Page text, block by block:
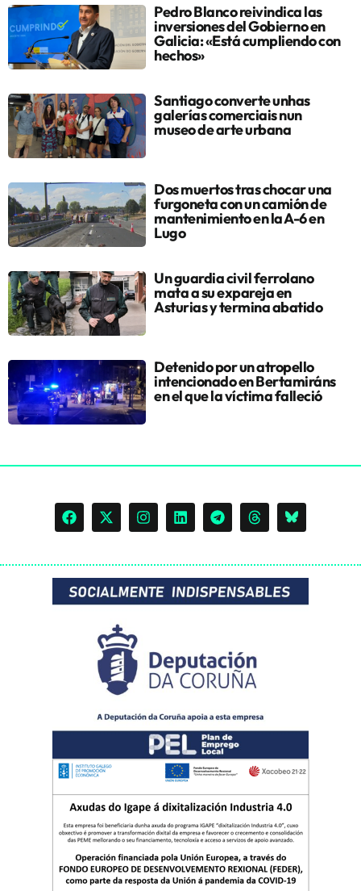
Pedro Blanco reivindica las
inversiones del Gobierno en
Galicia: «Está cumpliendo con
hechos»
Santiago converte unhas
galerías comerciais nun
museo de arte urbana
Dos muertos tras chocar una
furgoneta con un camión de
mantenimiento en la A-6 en
Lugo
Un guardia civil ferrolano
mata a su expareja en
Asturias y termina abatido
Detenido por un atropello
intencionado en Bertamiráns
en el que la víctima falleció